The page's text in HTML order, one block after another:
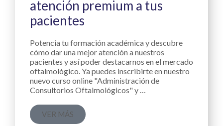
atención premium a tus
pacientes
Potencia tu formación académica y descubre
cómo dar una mejor atención a nuestros
pacientes y así poder destacarnos en el mercado
oftalmológico. Ya puedes inscribirte en nuestro
nuevo curso online "Administración de
Consultorios Oftalmológicos" y …
VER MÁS